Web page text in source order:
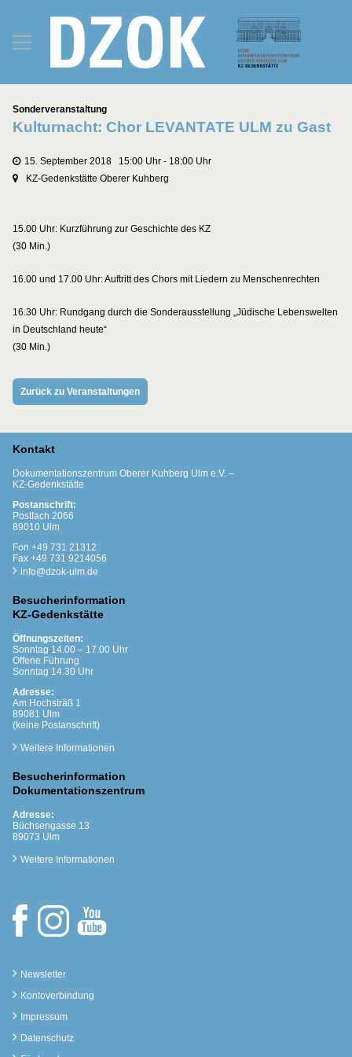
Kategorien
Sonderveranstaltung
Kulturnacht: Chor LEVANTATE ULM zu Gast
15. September 2018 15:00 Uhr - 18:00 Uhr
KZ-Gedenkstätte Oberer Kuhberg
15.00 Uhr: Kurzführung zur Geschichte des KZ
(30 Min.)
16.00 und 17.00 Uhr: Auftritt des Chors mit Liedern zu Menschenrechten
16.30 Uhr: Rundgang durch die Sonderausstellung „Jüdische Lebenswelten
in Deutschland heute“
(30 Min.)
Zurück zu Veranstaltungen
Kontakt
Dokumentationszentrum Oberer Kuhberg Ulm e.V. –
KZ-Gedenkstätte
Postanschrift:
Postfach 2066
89010 Ulm
Fon +49 731 21312
Fax +49 731 9214056
info@dzok-ulm.de
Besucherinformation
KZ-Gedenkstätte
Öffnungszeiten:
Sonntag 14.00 – 17.00 Uhr
Offene Führung
Sonntag 14.30 Uhr
Adresse:
Am Hochsträß 1
89081 Ulm
(keine Postanschrift)
Weitere Informationen
Besucherinformation
Dokumentationszentrum
Adresse:
Büchsengasse 13
89073 Ulm
Weitere Informationen
Newsletter
Kontoverbindung
Impressum
Datenschutz